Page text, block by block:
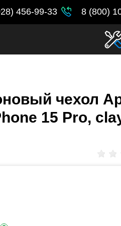
456-99-33 8 (800)
чехол
15 Pro,